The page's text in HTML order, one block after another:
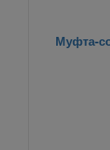
Муфта-